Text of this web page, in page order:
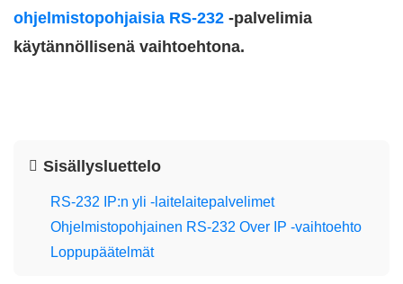
ohjelmistopohjaisia RS-232 -palvelimia
käytännöllisenä vaihtoehtona.
Sisällysluettelo
RS-232 IP:n yli -laitelaitepalvelimet
Ohjelmistopohjainen RS-232 Over IP -vaihtoehto
Loppupäätelmät